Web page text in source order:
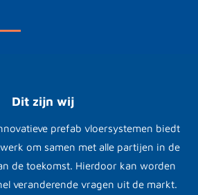
Dit zijn wij
prefab vloersystemen biedt
om samen met alle partijen in de
de toekomst. Hierdoor kan worden
veranderende vragen uit de markt.